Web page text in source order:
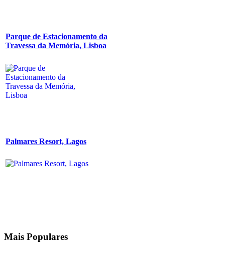
Parque de Estacionamento da
Travessa da Memória, Lisboa
Palmares Resort, Lagos
Mais Populares